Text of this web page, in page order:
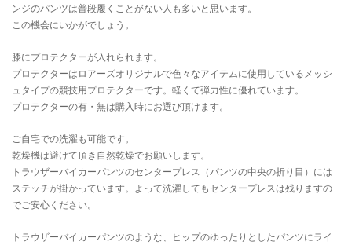
ンジのパンツは普段履くことがない人も多いと思います。
この機会にいかがでしょう。
膝にプロテクターが入れられます。
プロテクターはロアーズオリジナルで色々なアイテムに使用しているメッシ
ュタイプの競技用プロテクターです。軽くて弾力性に優れています。
プロテクターの有・無は購入時にお選び頂けます。
ご自宅での洗濯も可能です。
乾燥機は避けて頂き自然乾燥でお願いします。
トラウザーバイカーパンツのセンタープレス（パンツの中央の折り目）には
ステッチが掛かっています。よって洗濯してもセンタープレスは残りますの
でご安心ください。
トラウザーバイカーパンツのような、ヒップのゆったりとしたパンツにライ